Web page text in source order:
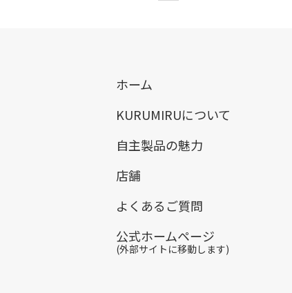
ホーム
KURUMIRUについて
自主製品の魅力
店舗
よくあるご質問
公式ホームページ
(外部サイトに移動します)